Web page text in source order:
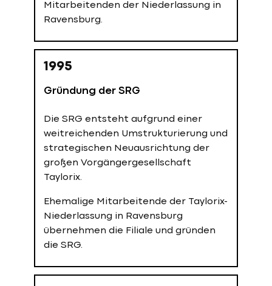
1954
Der erste Keim wird gelegt.
Taylorix richtet sich strategisch neu
aus und reagiert auf die wachsenden
Informationstechnologie. Im Zuge
dieser Neuausrichtung entsteht das
Systemhaus Ravensburg als
Niederlassung mit klarem Fokus auf
kleine und mittelständische
Diese Niederlassung wird später zur
unabhängigen SRG.
1966
Mitarbeitenden der Niederlassung in
Ravensburg.
1995
Gründung der SRG
Die SRG entsteht aufgrund einer
weitreichenden Umstrukturierung und
strategischen Neuausrichtung der
großen Vorgängergesellschaft
Taylorix.
Ehemalige Mitarbeitende der Taylorix-
Niederlassung in Ravensburg
übernehmen die Filiale und gründen
die SRG.